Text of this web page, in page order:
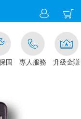
點我看
固 專人服務 升級金賺